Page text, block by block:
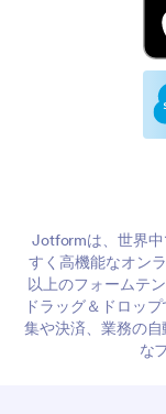
Jotformは、世界
すく高機能なオン
以上のフォームテ
ドラッグ＆ドロッ
集や決済、業務の
な